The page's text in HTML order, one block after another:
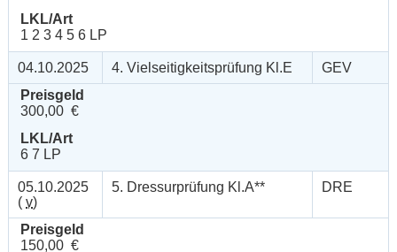
LKL/Art
1 2 3 4 5 6 LP
04.10.2025 4. Vielseitigkeitsprüfung Kl.E
GEV
Preisgeld
300,00 €
LKL/Art
6 7 LP
05.10.2025
( v)
5. Dressurprüfung Kl.A** DRE
Preisgeld
150,00 €